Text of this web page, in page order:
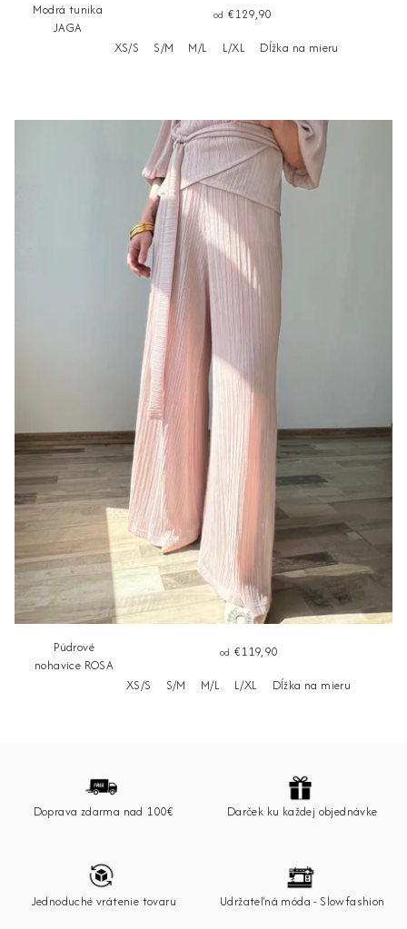
Modrá tunika
JAGA
od €129,90
XS/S
S/M M/L L/XL Dĺžka na mieru
Púdrové
nohavice ROSA
od €119,90
XS/S
S/M M/L L/XL Dĺžka na mieru
Doprava zdarma nad 100€ Darček ku každej objednávke
Jednoduché vrátenie tovaru Udržateľná móda - Slowfashion